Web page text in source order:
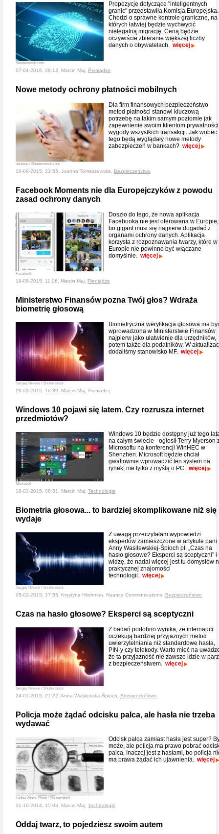
Shutterstock.com
Propozycje dotyczące "inteligentnych
granic" przedstawiła Komisja Europejska.
Chodzi o sprawne kontrole graniczne, na
których łatwiej będzie wychwycić
nielegalną migrację. Ceną będzie
oczywiście zbieranie większej liczby
danych o obywatelach. więcej
07-04-2016, 09:13, Marcin Maj, Pieniądze
Nowe metody ochrony płatności mobilnych
nenetus / Shutterstock.com
Dla firm finansowych bezpieczeństwo
metod płatności stanowi kluczową
potrzebę na takim samym poziomie jak
zapewnienie swoim klientom
wygody wszystkich transakcji. Jak wobec
tego będą wyglądały nowe metody
zabezpieczeń w bankach? więcej
18-09-2015, 23:55, Joanna Tomaszewska, Bezpieczeństwo
Facebook Moments nie dla Europejczyków z powodu
zasad ochrony danych
Facebook
Doszło do tego, że nowa aplikacja
Facebooka nie jest oferowana w Europie,
bo gigant musi się najpierw dogadać z
organami ochrony danych. Aplikacja
korzysta z rozpoznawania twarzy, które w
Europie nie powinno być włączane
domyślnie. więcej
19-06-2015, 11:06, Marcin Maj, Pieniądze
Ministerstwo Finansów pozna Twój głos? Wdraża
biometrię głosową
Sergey Nivens / Shutterstock
Biometryczna weryfikacja głosowa ma
wprowadzona w Ministerstwie Finansów
najpierw jako ułatwienie dla urzędników,
potem także dla podatników. W
dodaliśmy stanowisko MF. więcej
29-05-2015, 16:39, Marcin Maj, Pieniądze
Windows 10 pojawi się latem. Czy rozrusza internet
przedmiotów?
Microsoft
Windows 10 będzie dostępny już tego
na całym świecie - ogłosił Terry Myerson
Microsoftu na konferencji WinHEC w
Shenzhen. Microsoft będzie chciał
gwałtownie wprowadzić ten system na
rynek, nie tylko z myślą o PC. więcej
18-03-2015, 08:31, Marcin Maj, Technologie
Biometria głosowa... to bardziej skomplikowane niż się
wydaje
Sergey Nivens / Shutterstock
Z uwagą przeczytałam wypowiedzi
ekspertów zamieszczone w artykule pani
Anny Wasilewskiej-Śpioch pt. „Czas na
hasło głosowe? Eksperci są sceptyczni” i
widzę, że nadal więcej jest tu domysłów
praktycznej znajomości
technologii. więcej
05-02-2015, 17:55, Krystyna Hirshman, Nuance Communications, Bezpieczeństwo
Czas na hasło głosowe? Eksperci są sceptyczni
Sergey Nivens / Shutterstock
Z badań podobno wynika, że internauci
oczekują bardziej przyjaznych metod
uwierzytelniania niż standardowe hasła,
PIN-y czy telekody. Warto mieć na
że ta przyjazność nie zawsze idzie w
z bezpieczeństwem. więcej
24-01-2015, 21:22, Anna Wasilewska-Śpioch, Bezpieczeństwo
Policja może żądać odcisku palca, ale hasła nie trzeba
wydawać
Laubel Stock Photo / Shutterstock
Odcisk palca zamiast hasła jest super?
może, ale policja ma prawo pobrać
palca. Inaczej jest z hasłami, bo policja
ma prawa żądać ich ujawnienia. więcej
31-10-2014, 15:03, Marcin Maj, Technologie
Oddaj twarz, to pojedziesz swoim autem